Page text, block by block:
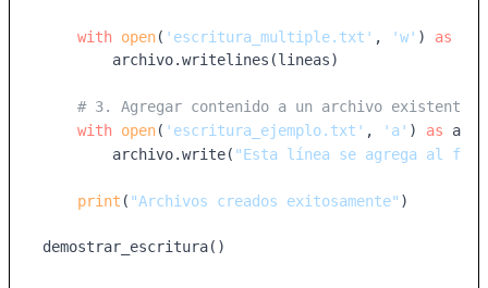
with open( 'escritura_multiple.txt' , 'w' ) as
        archivo.writelines(lineas)
# 3. Agregar contenido a un archivo existente
with open( 'escritura_ejemplo.txt' , 'a' ) as
        archivo.write(
"Esta línea se agrega al
print ( "Archivos creados exitosamente" )
demostrar_escritura()